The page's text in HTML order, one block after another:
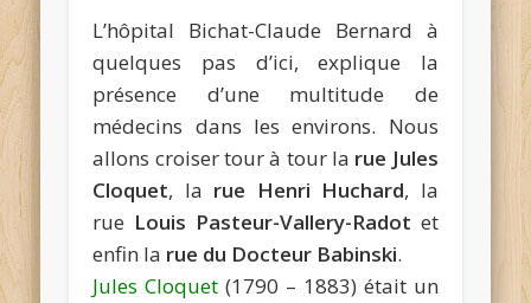
L’hôpital Bichat-Claude Bernard à
quelques pas d’ici, explique la
présence d’une multitude de
médecins dans les environs. Nous
allons croiser tour à tour la rue Jules
Cloquet, la rue Henri Huchard, la
rue Louis Pasteur-Vallery-Radot et
enfin la rue du Docteur Babinski.
Jules Cloquet (1790 – 1883) était un